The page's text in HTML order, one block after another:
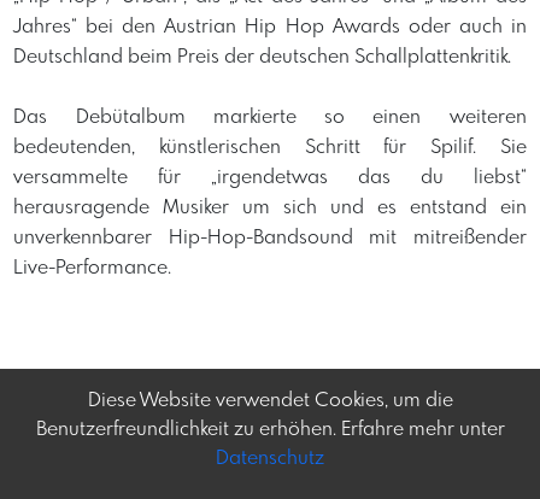
Jahres“ bei den Austrian Hip Hop Awards oder auch in
Deutschland beim Preis der deutschen Schallplattenkritik. ​
Das Debütalbum markierte so einen weiteren
bedeutenden, künstlerischen Schritt für Spilif. Sie
versammelte für „irgendetwas das du liebst“
herausragende Musiker um sich und es entstand ein
unverkennbarer Hip-Hop-Bandsound mit mitreißender
Live-Performance.
Diese Website verwendet Cookies, um die
Benutzerfreundlichkeit zu erhöhen. Erfahre mehr unter
Datenschutz